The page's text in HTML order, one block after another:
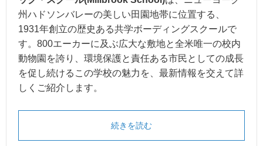
州ハドソンバレーの美しい田園地帯に位置する、
1931年創立の歴史ある共学ボーディングスクールで
す。800エーカーに及ぶ広大な敷地と全米唯一の校内
動物園を誇り、環境保護と責任ある市民としての成長
を促し続けるこの学校の魅力を、最新情報を交えて詳
しくご紹介します。
続きを読む